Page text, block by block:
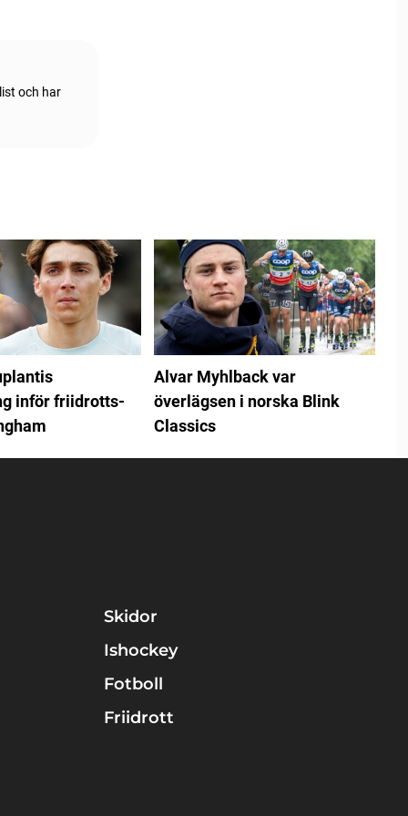
och har
inför friidrotts-
Alvar Myhlback var
överlägsen i norska Blink
Classics
Skidor
Ishockey
Fotboll
Friidrott